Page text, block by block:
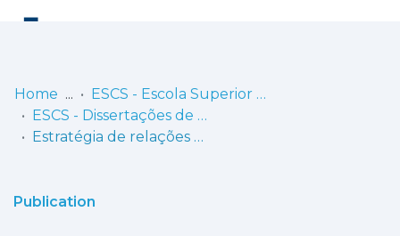
Communities
Home
ESCS - Escola Superior de Comunicação Social
ESCS - Dissertações de Mestrado
Estratégia de relações públicas aplicada à 17ª edição do InShadow – Lisbon Screendance Festival
Publication